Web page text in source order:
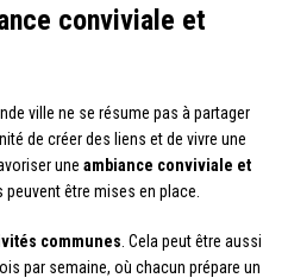
conviviale et
ville ne se résume pas à partager
de créer des liens et de vivre une
une ambiance conviviale et
être mises en place.
communes . Cela peut être aussi
par semaine, où chacun prépare un